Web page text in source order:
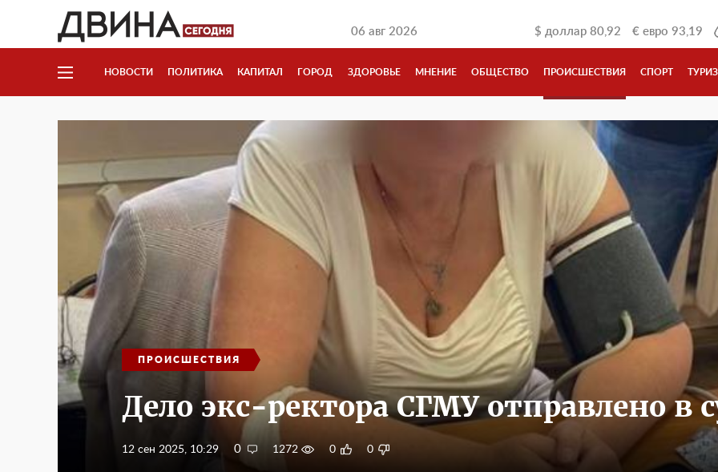
06 авг 2026 $ доллар 80,92 € евро 93,19
НОВОСТИ ПОЛИТИКА КАПИТАЛ ГОРОД ЗДОРОВЬЕ МНЕНИЕ ОБЩЕСТВО ПРОИСШЕСТВИЯ СПОРТ
ПРОИСШЕСТВИЯ
Дело экс-ректора СГМУ отправлено в
12 сен 2025, 10:29 0 1272 0 0